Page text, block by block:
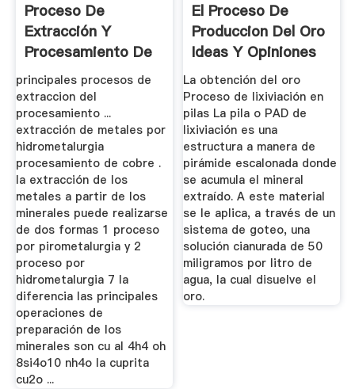
Proceso De
Extracción Y
Procesamiento De
Oro
principales procesos de
extraccion del
procesamiento ...
extracción de metales por
hidrometalurgia
procesamiento de cobre .
la extracción de los
metales a partir de los
minerales puede realizarse
de dos formas 1 proceso
por pirometalurgia y 2
proceso por
hidrometalurgia 7 la
diferencia las principales
operaciones de
preparación de los
minerales son cu al 4h4 oh
8si4o10 nh4o la cuprita
cu2o ...
El Proceso De
Produccion Del Oro
Ideas Y Opiniones
...
La obtención del oro
Proceso de lixiviación en
pilas La pila o PAD de
lixiviación es una
estructura a manera de
pirámide escalonada donde
se acumula el mineral
extraído. A este material
se le aplica, a través de un
sistema de goteo, una
solución cianurada de 50
miligramos por litro de
agua, la cual disuelve el
oro.